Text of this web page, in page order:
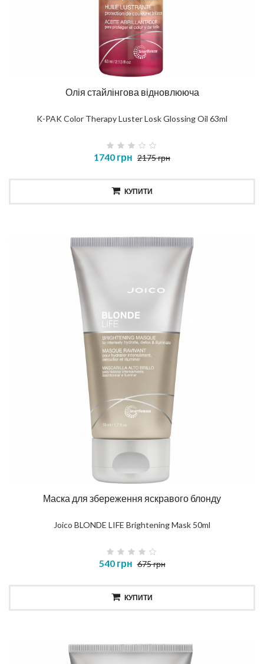
Олія стайлінгова відновлююча
K-PAK Color Therapy Luster Losk Glossing Oil 63ml
1740 грн 2175 грн
КУПИТИ
Маска для збереження яскравого блонду
Joico BLONDE LIFE Brightening Mask 50ml
540 грн 675 грн
КУПИТИ